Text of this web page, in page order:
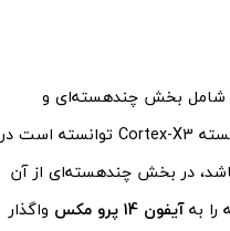
را می‌بینید که شامل بخش چندهسته‌ای و
تک‌هسته‌ای می‌شود. درحالی‌که گلکسی S23 اولترا به‌لطف فرکانس بالاتر هسته Cortex-X3 توانسته است در
داشته باشد، در بخش چندهسته‌ای از آن
را بهآیفون 14 پرو مکس
واگذار